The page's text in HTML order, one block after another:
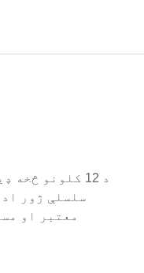
د 12 کلونو
سلسلې ژور
معتبر او